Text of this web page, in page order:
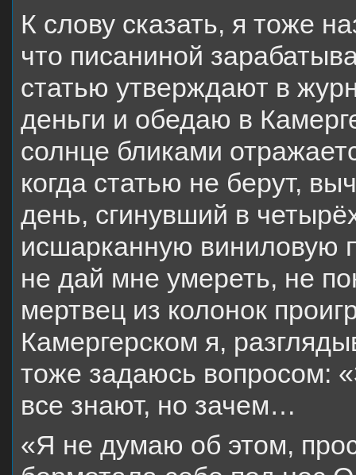
К слову сказать, я тоже
что писаниной
статью утверждают в
деньги и обедаю в
солнце бликами
когда статью не берут,
день, сгинувший в
исшарканную виниловую
не дай мне умереть, не
мертвец из колонок
Камергерском я,
тоже задаюсь вопросом:
все знают, но зачем…
«Я не думаю об этом,